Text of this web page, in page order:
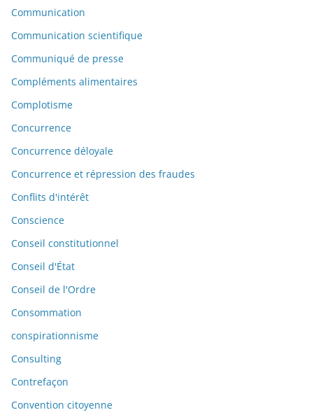
Communication
Communication scientifique
Communiqué de presse
Compléments alimentaires
Complotisme
Concurrence
Concurrence déloyale
Concurrence et répression des fraudes
Conflits d'intérêt
Conscience
Conseil constitutionnel
Conseil d'État
Conseil de l'Ordre
Consommation
conspirationnisme
Consulting
Contrefaçon
Convention citoyenne